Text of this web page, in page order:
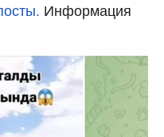
Информация